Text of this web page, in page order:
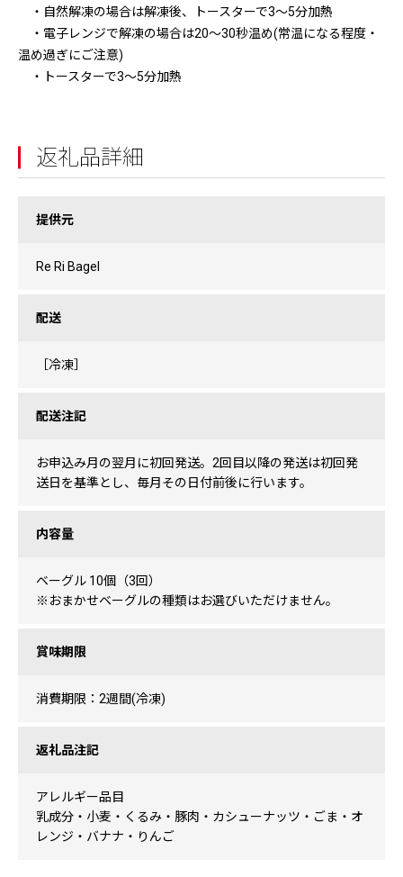
・自然解凍の場合は解凍後、トースターで3〜5分加熱
・電子レンジで解凍の場合は20〜30秒温め(常温になる程度・
温め過ぎにご注意)
・トースターで3〜5分加熱
返礼品詳細
提供元
Re Ri Bagel
配送
［冷凍］
配送注記
お申込み月の翌月に初回発送。2回目以降の発送は初回発
送日を基準とし、毎月その日付前後に行います。
内容量
ベーグル 10個（3回）
※おまかせベーグルの種類はお選びいただけません。
賞味期限
消費期限：2週間(冷凍)
返礼品注記
アレルギー品目
乳成分・小麦・くるみ・豚肉・カシューナッツ・ごま・オ
レンジ・バナナ・りんご